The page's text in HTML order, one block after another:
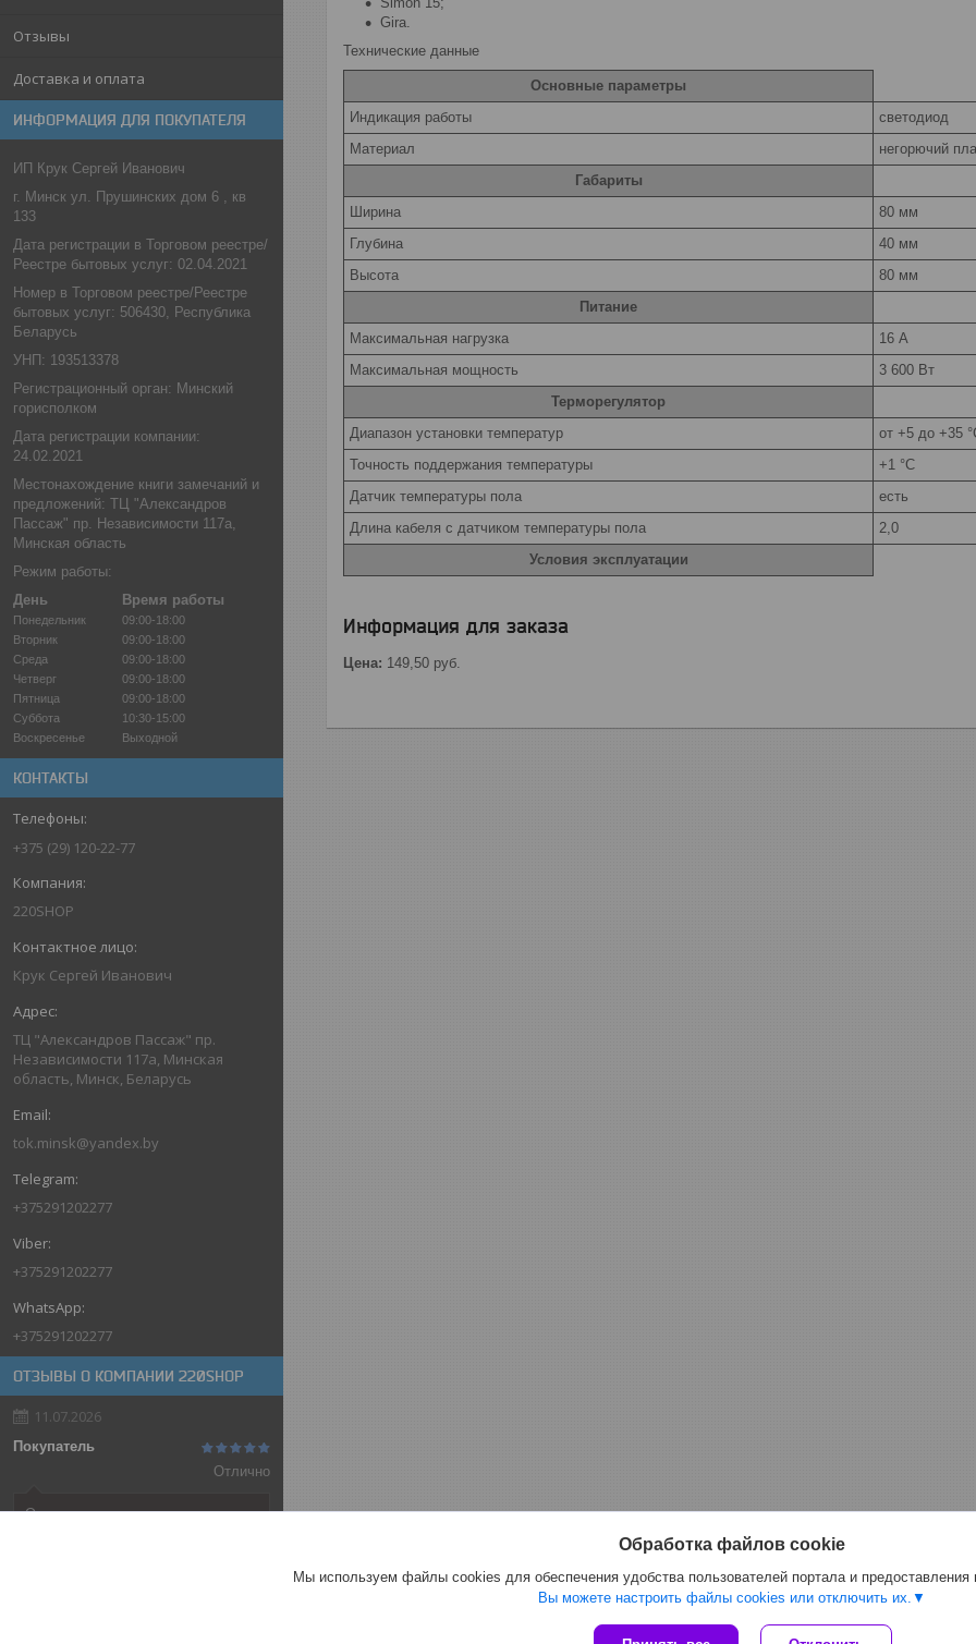
Отзывы
Доставка и оплата
ИНФОРМАЦИЯ ДЛЯ ПОКУПАТЕЛЯ
ИП Крук Сергей Иванович
г. Минск ул. Прушинских дом 6 , кв
133
Дата регистрации в Торговом реестре/
Реестре бытовых услуг: 02.04.2021
Номер в Торговом реестре/Реестре
бытовых услуг: 506430, Республика
Беларусь
УНП: 193513378
Регистрационный орган: Минский
горисполком
Дата регистрации компании:
24.02.2021
Местонахождение книги замечаний и
предложений: ТЦ "Александров
Пассаж" пр. Независимости 117а,
Минская область
Режим работы:
День
Время работы
Понедельник
09:00-18:00
Вторник
09:00-18:00
Среда
09:00-18:00
Четверг
09:00-18:00
Пятница
09:00-18:00
Суббота
10:30-15:00
Воскресенье
Выходной
КОНТАКТЫ
+375 (29) 120-22-77
220SHOP
Крук Сергей Иванович
ТЦ "Александров Пассаж" пр.
Независимости 117а, Минская
область, Минск, Беларусь
tok.minsk@yandex.by
+375291202277
+375291202277
+375291202277
ОТЗЫВЫ О КОМПАНИИ 220SHOP
11.07.2026
Покупатель
Отлично
Оригинальные товары автоматов
Gira.
Технические данные
Основные параметры
Индикация работы
светодиод
Материал
негорючий
Габариты
Ширина
80 мм
Глубина
40 мм
Высота
80 мм
Питание
Максимальная нагрузка
16 А
Максимальная мощность
3 600 Вт
Терморегулятор
Диапазон установки температур
от +5 до +35
Точность поддержания температуры
+1 °C
Датчик температуры пола
есть
Длина кабеля с датчиком температуры пола
2,0
Условия эксплуатации
Информация для заказа
Цена: 149,50 руб.
Обработка файлов cookie
Мы используем файлы cookies для обеспечения удобства пользователей портала и
Вы можете настроить файлы cookies или отключить их.